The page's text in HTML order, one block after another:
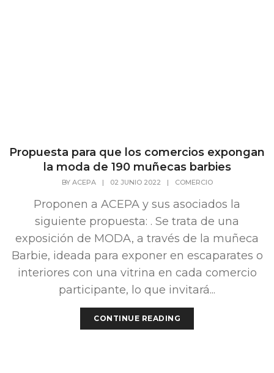
Propuesta para que los comercios expongan
la moda de 190 muñecas barbies
BY ACEPA | 02 JUNIO 2022 | COMERCIO
Proponen a ACEPA y sus asociados la
siguiente propuesta: . Se trata de una
exposición de MODA, a través de la muñeca
Barbie, ideada para exponer en escaparates o
interiores con una vitrina en cada comercio
participante, lo que invitará...
CONTINUE READING